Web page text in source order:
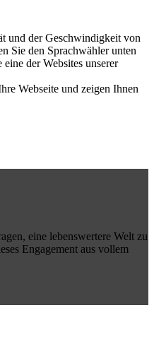
und der Geschwindigkeit von
Sie den Sprachwähler unten
der Websites unserer
Webseite und zeigen Ihnen
eine lebenswertere Welt zu
Engagement aus vollem